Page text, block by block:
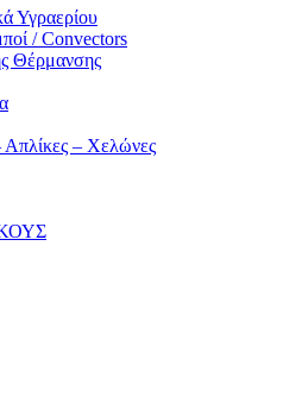
Υγραερίου
/ Convectors
Θέρμανσης
Απλίκες – Χελώνες